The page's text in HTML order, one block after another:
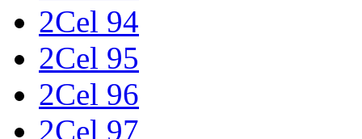
2Cel 94
2Cel 95
2Cel 96
2Cel 97